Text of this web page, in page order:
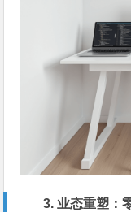
3. 业态重塑：